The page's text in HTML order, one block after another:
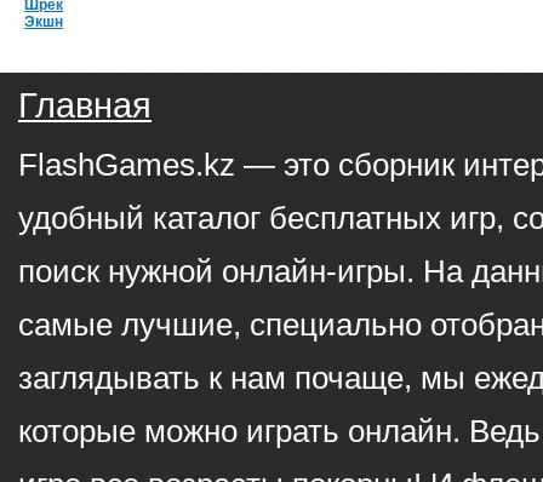
Шрек
Экшн
Главная
FlashGames.kz — это сборник
удобный каталог бесплатных игр,
поиск нужной онлайн-игры. На
самые лучшие, специально
заглядывать к нам почаще, мы
которые можно играть онлайн.